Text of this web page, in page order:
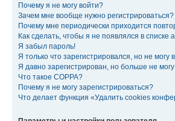
Почему я не могу войти?
Зачем мне вообще нужно регистрироваться?
Почему мне периодически приходится
Как сделать, чтобы я не появлялся в списке
Я забыл пароль!
Я только что зарегистрировался, но не могу
Я давно зарегистрирован, но больше не
Что такое COPPA?
Почему я не могу зарегистрироваться?
Что делает функция «Удалить cookies